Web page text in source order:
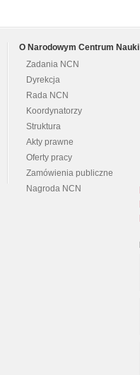
O Narodowym Centrum Nauki
Zadania NCN
Dyrekcja
Rada NCN
Koordynatorzy
Struktura
Akty prawne
Oferty pracy
Zamówienia publiczne
Nagroda NCN